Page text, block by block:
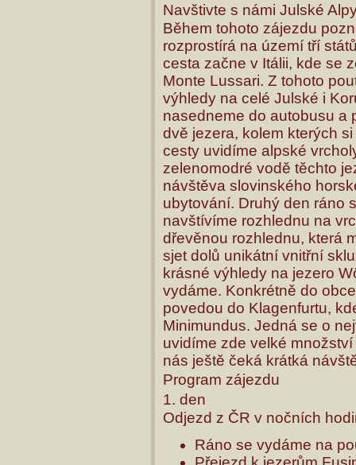
Navštivte s námi Julské
Během tohoto zájezdu
rozprostírá na území tří
cesta začne v Itálii, kde se
Monte Lussari. Z tohoto
výhledy na celé Julské i
nasedneme do autobusu a
dvě jezera, kolem kterých
cesty uvidíme alpské
zelenomodré vodě těchto
návštěva slovinského
ubytování. Druhý den ráno
navštívíme rozhlednu na
dřevěnou rozhlednu, která
sjet dolů unikátní vnitřní
krásné výhledy na jezero
vydáme. Konkrétně do
povedou do Klagenfurtu,
Minimundus. Jedná se o
uvidíme zde velké
nás ještě čeká krátká
Program zájezdu
1. den
Odjezd z ČR v nočních
Ráno se vydáme na